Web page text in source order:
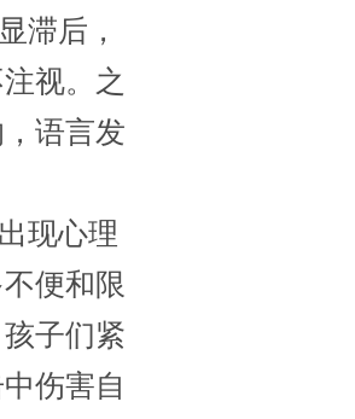
滞后，
视。之
语言发
现心理
便和限
子们紧
伤害自